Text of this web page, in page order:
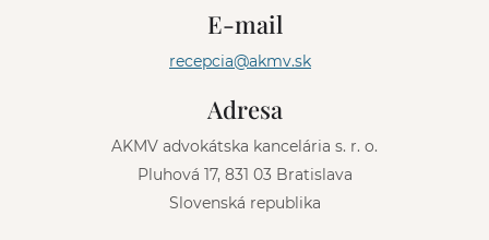
E-mail
recepcia@akmv.sk
Adresa
AKMV advokátska kancelária s. r. o.
Pluhová 17, 831 03 Bratislava
Slovenská republika